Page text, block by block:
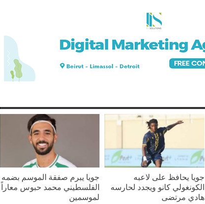
جويا يحافظ على لاعبه
الكونغولي كانو ويجدد لحارسه
هادي مرتضى
جويا يبرم صفقة الموسم بضمه
الفلسطيني محمد حبوس معاراً
لموسمين